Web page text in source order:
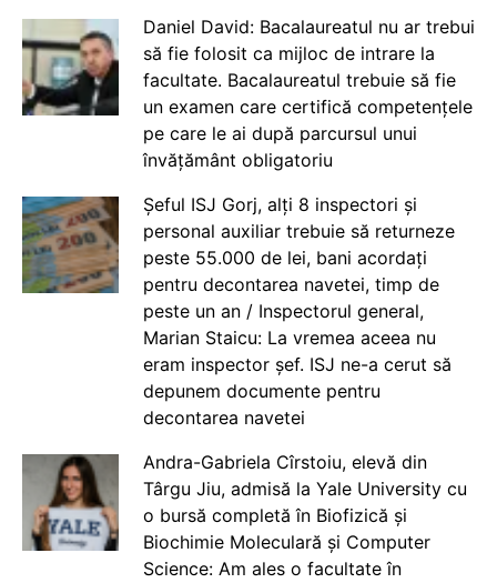
Daniel David: Bacalaureatul nu ar trebui
să fie folosit ca mijloc de intrare la
facultate. Bacalaureatul trebuie să fie
un examen care certifică competențele
pe care le ai după parcursul unui
învățământ obligatoriu
Șeful ISJ Gorj, alți 8 inspectori și
personal auxiliar trebuie să returneze
peste 55.000 de lei, bani acordați
pentru decontarea navetei, timp de
peste un an / Inspectorul general,
Marian Staicu: La vremea aceea nu
eram inspector șef. ISJ ne-a cerut să
depunem documente pentru
decontarea navetei
Andra-Gabriela Cîrstoiu, elevă din
Târgu Jiu, admisă la Yale University cu
o bursă completă în Biofizică și
Biochimie Moleculară și Computer
Science: Am ales o facultate în